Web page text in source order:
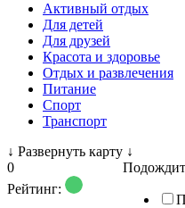
Активный отдых
Для детей
Для друзей
Красота и здоровье
Отдых и развлечения
Питание
Спорт
Транспорт
↓ Развернуть карту ↓
0
Рейтинг: